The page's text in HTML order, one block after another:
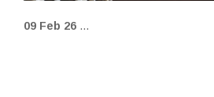
09 Feb 26 ...